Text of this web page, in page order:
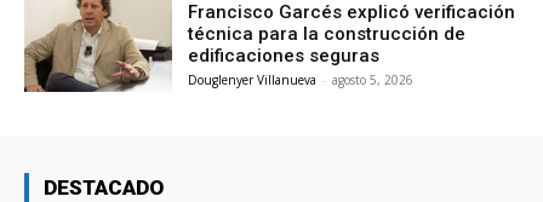
Francisco Garcés explicó verificación
técnica para la construcción de
edificaciones seguras
Douglenyer Villanueva - agosto 5, 2026
DESTACADO